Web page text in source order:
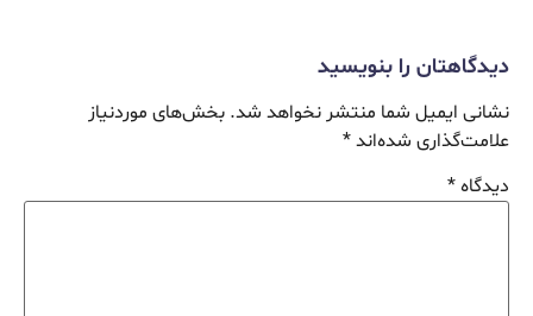
دیدگاهتان را بنویسید
نشانی ایمیل شما منتشر نخواهد شد.بخش‌های موردنیاز
علامت‌گذاری شده‌اند*
دیدگاه*